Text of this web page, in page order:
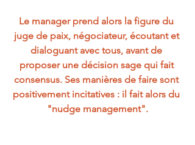
Le manager prend alors la figure du
juge de paix, négociateur, écoutant et
dialoguant avec tous, avant de
proposer une décision sage qui fait
consensus. Ses manières de faire sont
positivement incitatives : il fait alors du
"nudge management".